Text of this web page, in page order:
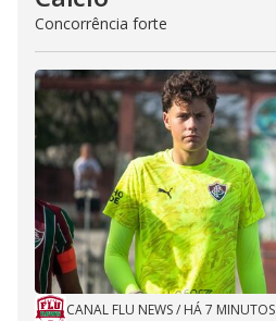
Concorrência forte
CANAL FLU NEWS/ HÁ 7 MINUTOS